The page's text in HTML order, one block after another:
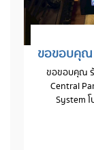
ขอขอบคุณ ร้
Central
System